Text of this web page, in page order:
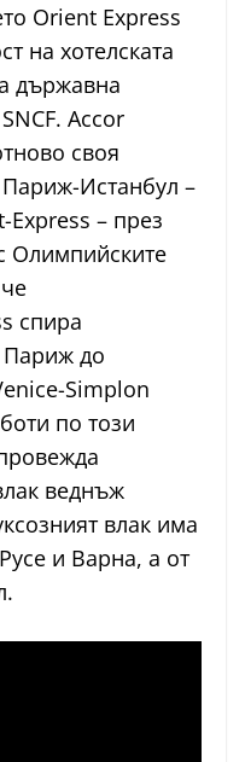
Orient Express
на хотелската
държавна
Accor
своя
Париж-Истанбул –
– през
Олимпийските
спира
Париж до
Simplon
по този
веднъж
влак има
и Варна, а от